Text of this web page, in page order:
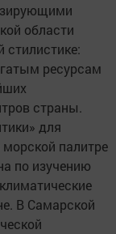
области
стилистике:
ресурсам
страны.
для
палитре
по изучению
В Самарской